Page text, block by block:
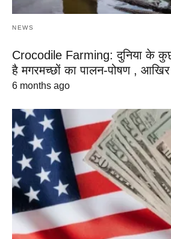
NEWS
Crocodile Farming: दुनिया के
है मगरमच्छों का पालन-पोषण , आखिर
6 months ago